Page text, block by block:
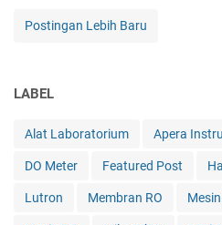
Postingan Lebih Baru
LABEL
Alat Laboratorium Apera
DO Meter Featured Post
Lutron Membran RO